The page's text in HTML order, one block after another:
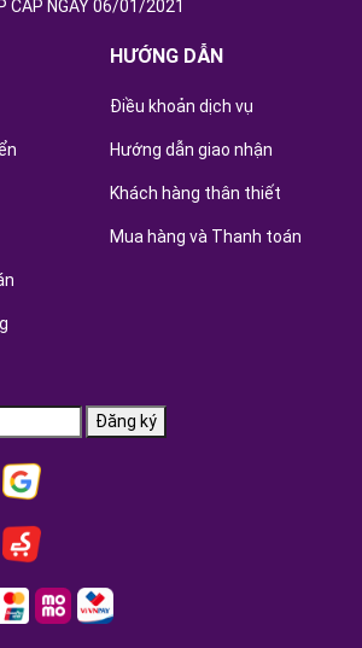
CẤP NGÀY 06/01/2021
HƯỚNG DẪN
Điều khoản dịch vụ
Hướng dẫn giao nhận
Khách hàng thân thiết
Mua hàng và Thanh toán
Đăng ký